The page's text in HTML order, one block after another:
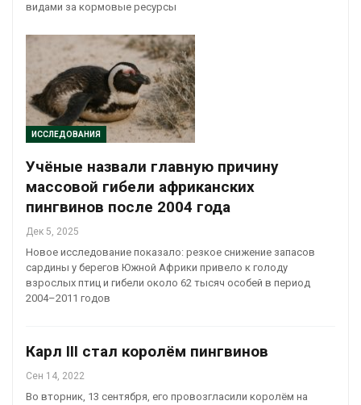
видами за кормовые ресурсы
ИССЛЕДОВАНИЯ
Учёные назвали главную причину
массовой гибели африканских
пингвинов после 2004 года
Дек 5, 2025
Новое исследование показало: резкое снижение запасов
сардины у берегов Южной Африки привело к голоду
взрослых птиц и гибели около 62 тысяч особей в период
2004–2011 годов
Карл III стал королём пингвинов
Сен 14, 2022
Во вторник, 13 сентября, его провозгласили королём на